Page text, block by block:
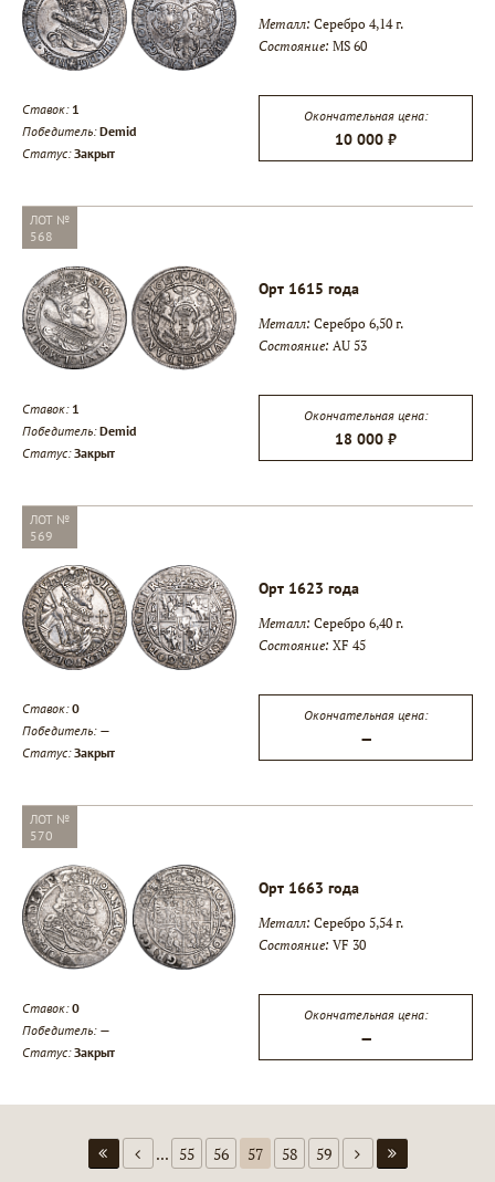
Металл: Серебро 4,14 г.
Состояние: MS 60
Ставок: 1
Победитель: Demid
Статус:Закрыт
Окончательная цена:
10 000 ₽
ЛОТ №
568
Орт 1615 года
Металл: Серебро 6,50 г.
Состояние: AU 53
Ставок: 1
Победитель: Demid
Статус:Закрыт
Окончательная цена:
18 000 ₽
ЛОТ №
569
Орт 1623 года
Металл: Серебро 6,40 г.
Состояние: XF 45
Ставок:0
Победитель: —
Статус:Закрыт
Окончательная цена:
—
ЛОТ №
570
Орт 1663 года
Металл: Серебро 5,54 г.
Состояние: VF 30
Ставок:0
Победитель: —
Статус:Закрыт
Окончательная цена:
—
... 55 56 57 58 59